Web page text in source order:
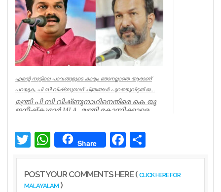
Kerala
എന്റെ നാട്ടിലെ പാവങ്ങളുടെ കാര്യം ഞാനല്ലാതെ ആരാണ്
പറയുക, പി സി വിഷ്‌ണുനാഥ് ചിത്രങ്ങൾ പുറത്തുവിട്ടത് ജ...
മന്ത്രി പി സി വിഷ്ണുനാഥിനെതിരെ കെ യു
ജനീഷ്കുമാർ MLA. മന്ത്രി കോന്നിക്കാരെ
Kerala
Twitter WhatsAppShare Facebook
POST YOUR COMMENTS HERE ( CLICK HERE FOR
MALAYALAM)